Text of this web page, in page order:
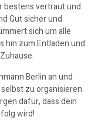
bestens vertraut und
Gut sicher und
sich um alle
hin zum Entladen und
Berlin an und
zu organisieren.
dafür, dass dein
wird!